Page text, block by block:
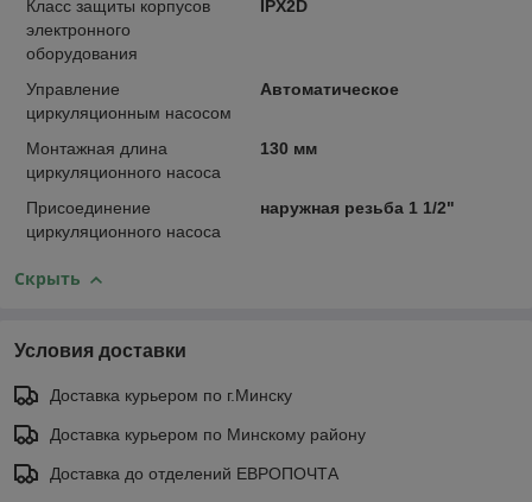
Класс защиты корпусов
электронного
оборудования
IPX2D
Управление
циркуляционным насосом
Автоматическое
Монтажная длина
циркуляционного насоса
130 мм
Присоединение
циркуляционного насоса
наружная резьба 1 1/2"
Скрыть
Условия доставки
Доставка курьером по г.Минску
Доставка курьером по Минскому району
Доставка до отделений ЕВРОПОЧТА